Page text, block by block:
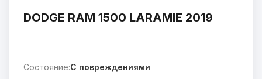
DODGE RAM 1500 LARAMIE 2019
Состояние:C повреждениями